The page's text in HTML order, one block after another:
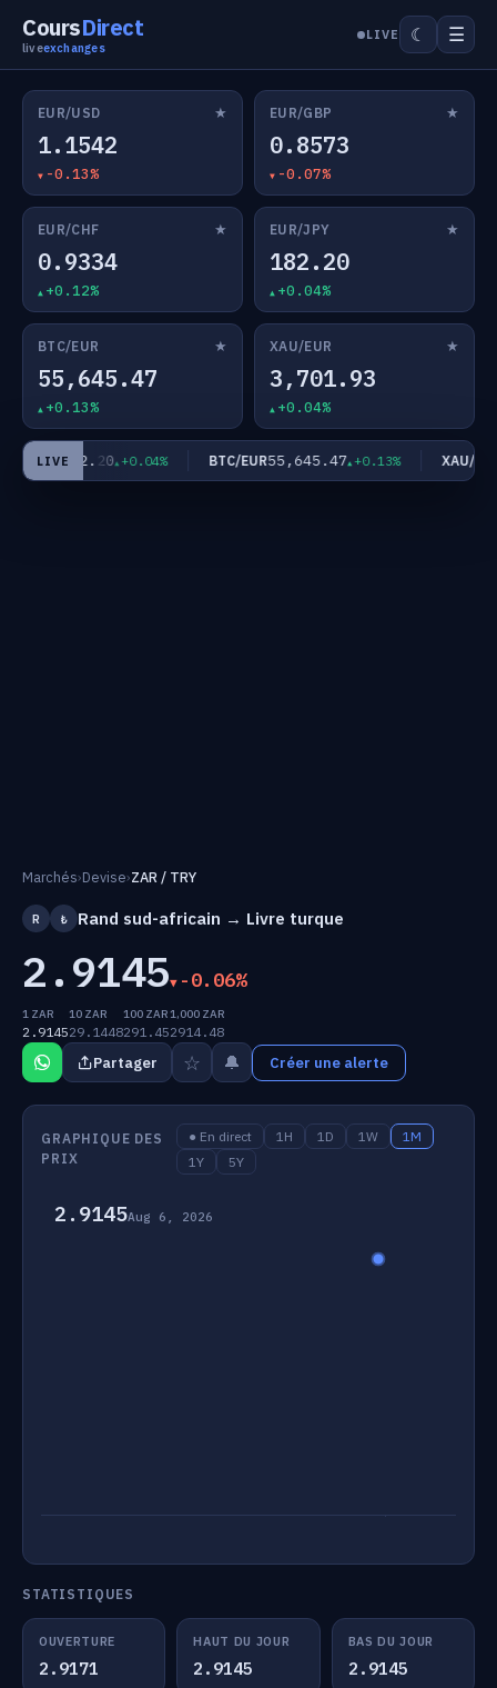
CoursDirect
liveexchanges
LIVE ☾ ☰
EUR/USD ★
1.1542
-0.13%
EUR/GBP ★
0.8573
-0.07%
EUR/CHF ★
0.9334
+0.12%
EUR/JPY ★
182.20
+0.04%
BTC/EUR ★
55,645.47
+0.13%
XAU/EUR ★
3,701.93
+0.04%
LIVE
JPY182.20 +0.04% BTC/EUR55,645.47 +0.13% XAU/EUR
Marchés›Devise›ZAR / TRY
R ₺ Rand sud-africain → Livre turque
2.9145 -0.06%
1 ZAR
2.9145
10 ZAR
29.1448
100 ZAR
291.45
1,000 ZAR
2914.48
Partager ☆ 🔔 Créer une alerte
GRAPHIQUE DES
PRIX
● En direct 1H 1D 1W
1M
1Y
5Y
2.9145Aug 6, 2026
STATISTIQUES
OUVERTURE
2.9171
HAUT DU JOUR
2.9145
BAS DU JOUR
2.9145